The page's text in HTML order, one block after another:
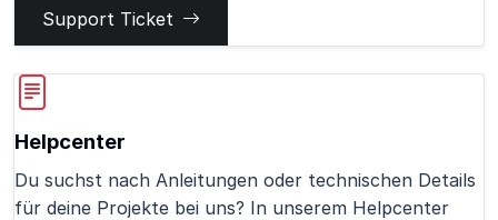
Support Ticket
Helpcenter
Du suchst nach Anleitungen oder technischen Details
für deine Projekte bei uns? In unserem Helpcenter